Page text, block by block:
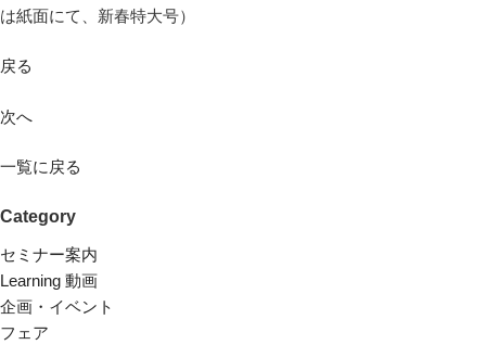
は紙面にて、新春特大号）
戻る
次へ
一覧に戻る
Category
セミナー案内
Learning 動画
企画・イベント
フェア